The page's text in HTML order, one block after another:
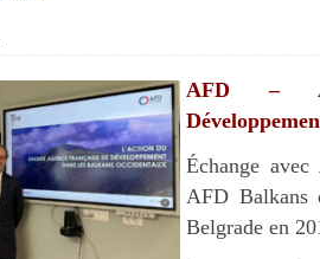
AFD –
Échange avec
AFD Balkans
Belgrade en